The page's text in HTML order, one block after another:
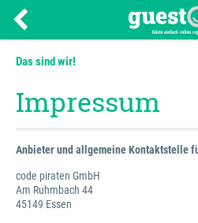
Das sind wir!
Impressum
Anbieter und allgemeine Kontaktstelle
code piraten GmbH
Am Ruhmbach 44
45149 Essen